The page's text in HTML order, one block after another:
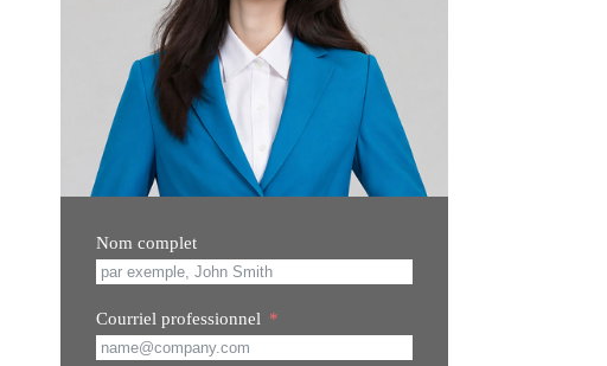
Nom complet
Courriel professionnel